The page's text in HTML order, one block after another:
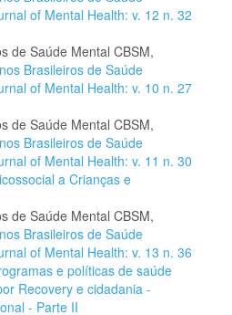
of Mental Health: v. 12 n. 32
de Saúde Mental CBSM,
Brasileiros de Saúde
of Mental Health: v. 10 n. 27
de Saúde Mental CBSM,
Brasileiros de Saúde
of Mental Health: v. 11 n. 30
a Crianças e
de Saúde Mental CBSM,
Brasileiros de Saúde
of Mental Health: v. 13 n. 36
e políticas de saúde
Recovery e cidadania -
- Parte II